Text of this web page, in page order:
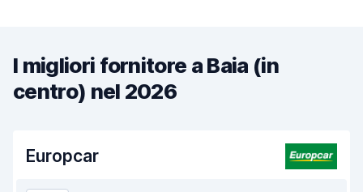
I migliori fornitore a Baia (in
centro) nel 2026
Europcar